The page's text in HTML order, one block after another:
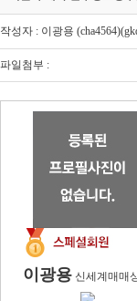
작성자 : 이광용
파일첨부 :
이광용 신세계매매